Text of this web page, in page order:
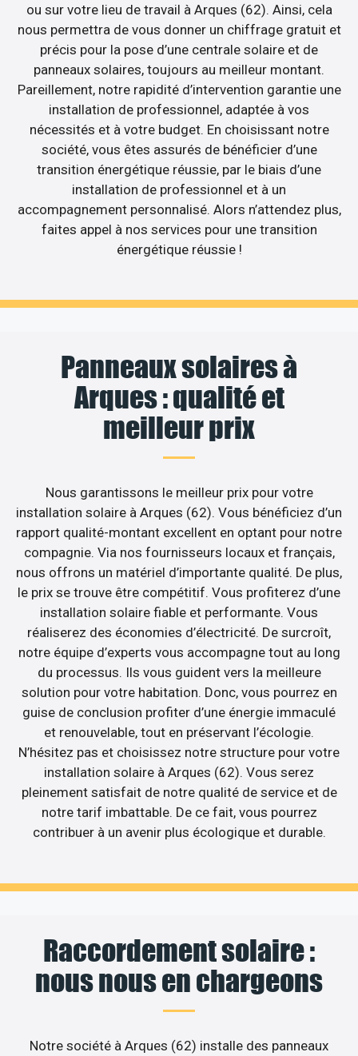
ou sur votre lieu de travail à Arques (62). Ainsi, cela
nous permettra de vous donner un chiffrage gratuit et
précis pour la pose d’une centrale solaire et de
panneaux solaires, toujours au meilleur montant.
Pareillement, notre rapidité d’intervention garantie une
installation de professionnel, adaptée à vos
nécessités et à votre budget. En choisissant notre
société, vous êtes assurés de bénéficier d’une
transition énergétique réussie, par le biais d’une
installation de professionnel et à un
accompagnement personnalisé. Alors n’attendez plus,
faites appel à nos services pour une transition
énergétique réussie !
Panneaux solaires à
Arques : qualité et
meilleur prix
Nous garantissons le meilleur prix pour votre
installation solaire à Arques (62). Vous bénéficiez d’un
rapport qualité-montant excellent en optant pour notre
compagnie. Via nos fournisseurs locaux et français,
nous offrons un matériel d’importante qualité. De plus,
le prix se trouve être compétitif. Vous profiterez d’une
installation solaire fiable et performante. Vous
réaliserez des économies d’électricité. De surcroît,
notre équipe d’experts vous accompagne tout au long
du processus. Ils vous guident vers la meilleure
solution pour votre habitation. Donc, vous pourrez en
guise de conclusion profiter d’une énergie immaculé
et renouvelable, tout en préservant l’écologie.
N’hésitez pas et choisissez notre structure pour votre
installation solaire à Arques (62). Vous serez
pleinement satisfait de notre qualité de service et de
notre tarif imbattable. De ce fait, vous pourrez
contribuer à un avenir plus écologique et durable.
Raccordement solaire :
nous nous en chargeons
Notre société à Arques (62) installe des panneaux